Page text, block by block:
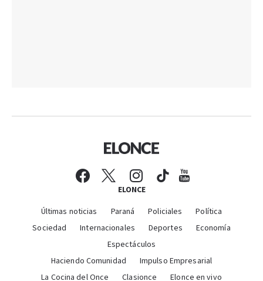
ELONCE
Últimas noticias Paraná Policiales
Política
Sociedad
Internacionales Deportes
Economía
Espectáculos
Haciendo Comunidad
Impulso Empresarial
La Cocina del Once
Clasionce Elonce en vivo